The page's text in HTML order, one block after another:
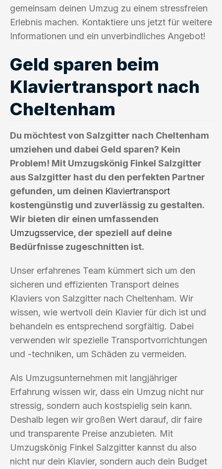
gemeinsam deinen Umzug zu einem stressfreien
Erlebnis machen. Kontaktiere uns jetzt für weitere
Informationen und ein unverbindliches Angebot!
Geld sparen beim
Klaviertransport nach
Cheltenham
Du möchtest von Salzgitter nach Cheltenham
umziehen und dabei Geld sparen? Kein
Problem! Mit Umzugskönig Finkel Salzgitter
aus Salzgitter hast du den perfekten Partner
gefunden, um deinen Klaviertransport
kostengünstig und zuverlässig zu gestalten.
Wir bieten dir einen umfassenden
Umzugsservice , der speziell auf deine
Bedürfnisse zugeschnitten ist.
Unser erfahrenes Team kümmert sich um den
sicheren und effizienten Transport deines
Klaviers von Salzgitter nach Cheltenham. Wir
wissen, wie wertvoll dein Klavier für dich ist und
behandeln es entsprechend sorgfältig. Dabei
verwenden wir spezielle Transportvorrichtungen
und -techniken, um Schäden zu vermeiden.
Als Umzugsunternehmen mit langjähriger
Erfahrung wissen wir, dass ein Umzug nicht nur
stressig, sondern auch kostspielig sein kann.
Deshalb legen wir großen Wert darauf, dir faire
und transparente Preise anzubieten. Mit
Umzugskönig Finkel Salzgitter kannst du also
nicht nur dein Klavier, sondern auch dein Budget